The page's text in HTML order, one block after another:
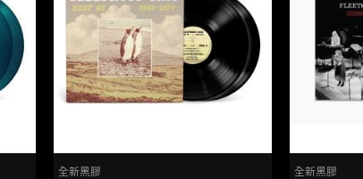
全新黑膠 全新黑膠